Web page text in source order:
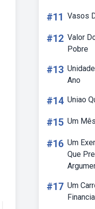
#11 Vasos
#12 Valor
Pobre
#13
Ano
#14 Uniao
#15 Um
#16 Um
Que
#17 Um